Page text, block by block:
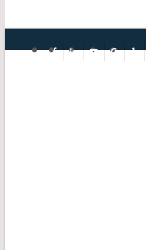
FacebookLinkedinYoutubeGoogle-
Plus
Yelp